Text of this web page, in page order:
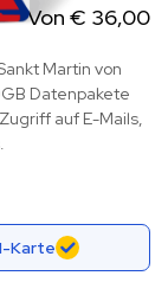
Von € 36,00
Martin von
Datenpakete
auf E-Mails,
Karte